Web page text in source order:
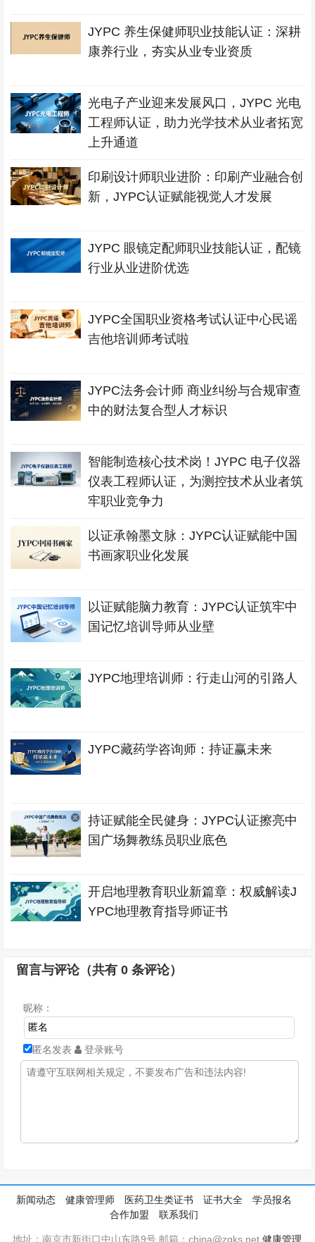
JYPC 养生保健师职业技能认证：深耕
康养行业，夯实从业专业资质
光电子产业迎来发展风口，JYPC 光电
工程师认证，助力光学技术从业者拓宽
上升通道
印刷设计师职业进阶：印刷产业融合创
新，JYPC认证赋能视觉人才发展
JYPC 眼镜定配师职业技能认证，配镜
行业从业进阶优选
JYPC全国职业资格考试认证中心民谣
吉他培训师考试啦
JYPC法务会计师 商业纠纷与合规审查
中的财法复合型人才标识
智能制造核心技术岗！JYPC 电子仪器
仪表工程师认证，为测控技术从业者筑
牢职业竞争力
以证承翰墨文脉：JYPC认证赋能中国
书画家职业化发展
以证赋能脑力教育：JYPC认证筑牢中
国记忆培训导师从业壁
JYPC地理培训师：行走山河的引路人
JYPC藏药学咨询师：持证赢未来
持证赋能全民健身：JYPC认证擦亮中
国广场舞教练员职业底色
开启地理教育职业新篇章：权威解读J
YPC地理教育指导师证书
留言与评论（共有0 条评论）
昵称：
匿名发表 登录账号
新闻动态 健康管理师 医药卫生类证书 证书大全
学员报名
合作加盟
联系我们
地址：南京市新街口中山东路9号 邮箱：china@zgks.net健康管理